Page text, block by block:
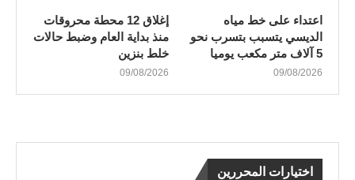
اعتداء على خط مياه
الديسي يتسبب بتسرب نحو
5 آلاف متر مكعب يوميا
09/08/2026
إغلاق 12 محطة محروقات
منذ بداية العام وضبط حالات
خلط بنزين
09/08/2026
اختيارات المحررين